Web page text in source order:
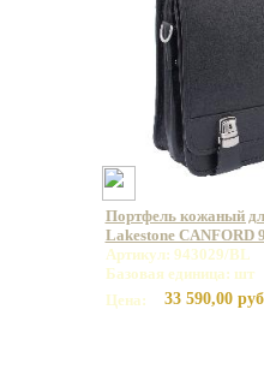
Портфель кожаный
Lakestone CANFORD
Артикул: 943029/BL
Базовая единица: шт
Цена:
33 590,00